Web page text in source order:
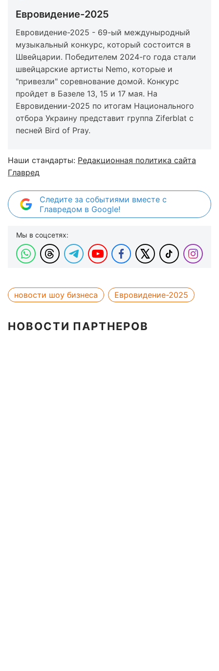
Евровидение-2025
Евровидение-2025 - 69-ый междуныродный
музыкальный конкурс, который состоится в
Швейцарии. Победителем 2024-го года стали
швейцарские артисты Nemo, которые и
"привезли" соревнование домой. Конкурс
пройдет в Базеле 13, 15 и 17 мая. На
Евровидении-2025 по итогам Национального
отбора Украину представит группа Ziferblat с
песней Bird of Pray.
Наши стандарты: Редакционная политика сайта
Главред
Следите за событиями вместе с
Главредом в Google!
Мы в соцсетях:
новости шоу бизнеса Евровидение-2025
НОВОСТИ ПАРТНЕРОВ